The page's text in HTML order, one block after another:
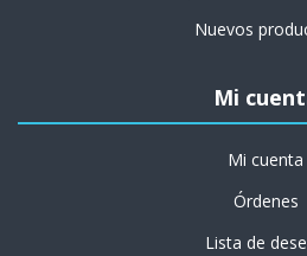
Nuevos
Mi
Mi cuenta
Órdenes
Lista de